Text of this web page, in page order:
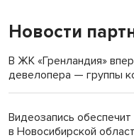
Новости
В ЖК «Гренландия»
девелопера — группы
Видеозапись
в Новосибирской